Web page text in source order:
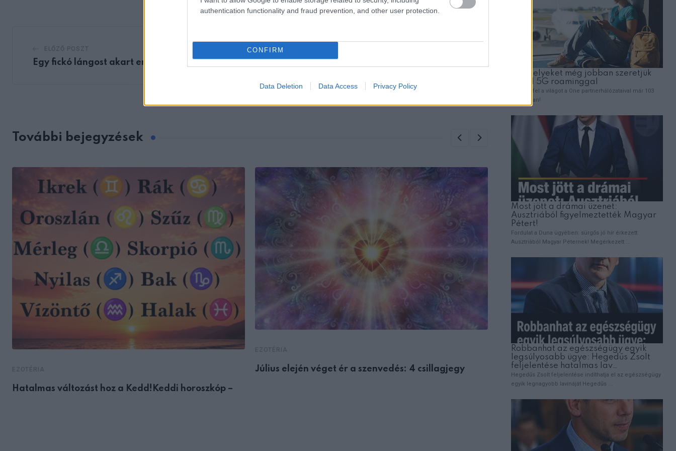
authentication functionality and fraud prevention, and other user protection.
CONFIRM
Data Deletion Data Access Privacy Policy
Egy fickó lángost akart enni a Balatonon
Figyelem! Itt a holnapi horoszkóp
október 27-re, vasárnapra: hatalmas
változást hoz a nap! Főként ez a 4
csillagjegy érintett:
További bejegyzések
Hatalmas változást hoz a Kedd!Keddi horoszkóp –
Július elején véget ér a szenvedés: 4 csillagjegy EZOTÉRIA
Itt a pénzügyi horoszkóp 2026 nyarára:
Univerzum